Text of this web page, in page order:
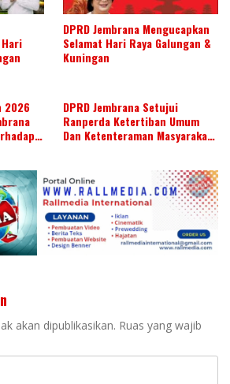
DPRD Jembrana Mengucapkan
Selamat Hari Raya Galungan &
Kuningan
2026
DPRD Jembrana Setujui
Ranperda Ketertiban Umum
Dan Ketenteraman Masyarakat
akan dipublikasikan. Ruas yang wajib